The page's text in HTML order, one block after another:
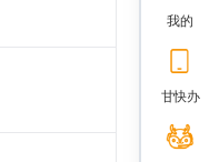
我的
甘快办